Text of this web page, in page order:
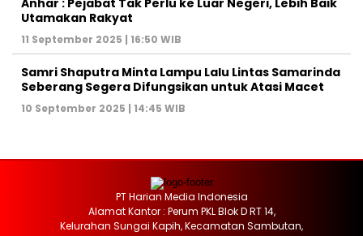
Anhar : Pejabat Tak Perlu ke Luar Negeri, Lebih Baik
Utamakan Rakyat
11 September 2025 | 16:50 WIB
Samri Shaputra Minta Lampu Lalu Lintas Samarinda
Seberang Segera Difungsikan untuk Atasi Macet
10 September 2025 | 14:45 WIB
PT Harian Media Indonesia
Alamat Kantor : Perum PKL Blok D RT 14,
Kelurahan Sungai Kapih, Kecamatan Sambutan,